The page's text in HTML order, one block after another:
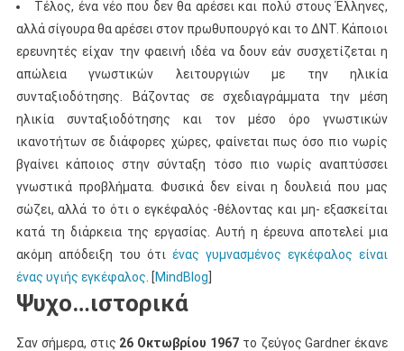
Τέλος, ένα νέο που δεν θα αρέσει και πολύ στους Έλληνες,
αλλά σίγουρα θα αρέσει στον πρωθυπουργό και το ΔΝΤ. Κάποιοι
ερευνητές είχαν την φαεινή ιδέα να δουν εάν συσχετίζεται η
απώλεια γνωστικών λειτουργιών με την ηλικία
συνταξιοδότησης. Βάζοντας σε σχεδιαγράμματα την μέση
ηλικία συνταξιοδότησης και τον μέσο όρο γνωστικών
ικανοτήτων σε διάφορες χώρες, φαίνεται πως όσο πιο νωρίς
βγαίνει κάποιος στην σύνταξη τόσο πιο νωρίς αναπτύσσει
γνωστικά προβλήματα. Φυσικά δεν είναι η δουλειά που μας
σώζει, αλλά το ότι ο εγκέφαλός -θέλοντας και μη- εξασκείται
κατά τη διάρκεια της εργασίας. Αυτή η έρευνα αποτελεί μια
ακόμη απόδειξη του ότιένας γυμνασμένος εγκέφαλος είναι
ένας υγιής εγκέφαλος . [MindBlog]
Ψυχο…ιστορικά
Σαν σήμερα, στις 26 Οκτωβρίου 1967το ζεύγος Gardner έκανε